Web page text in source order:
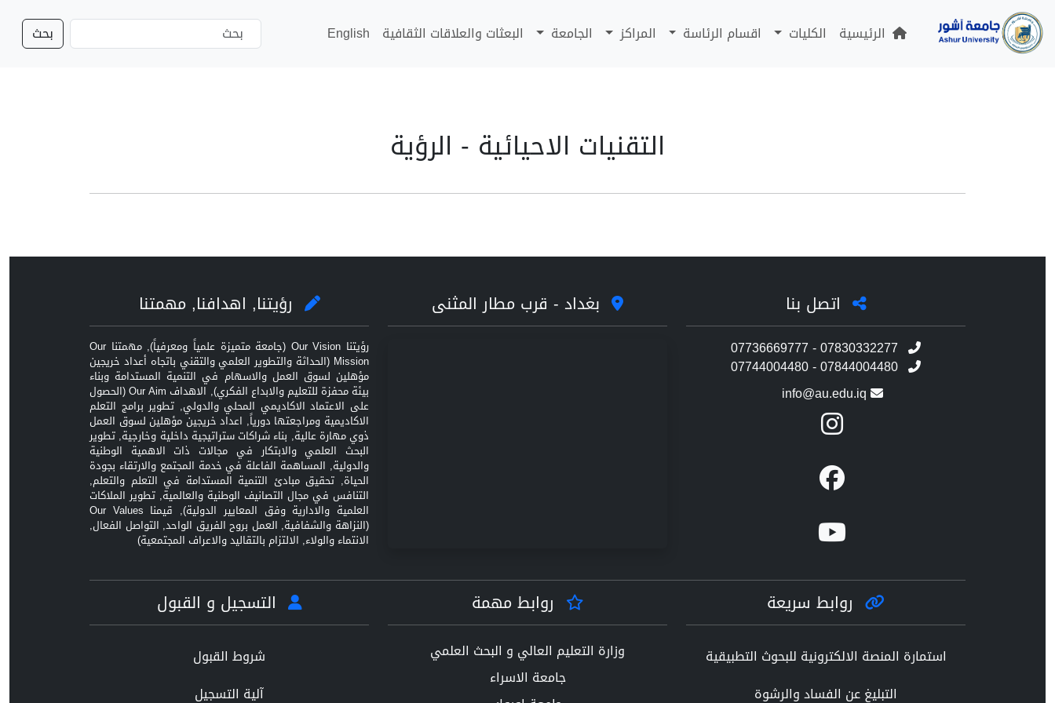
الرئيسية الكليات اقسام الرئاسة المراكز الجامعة البعثات والعلاقات الثقافية English بحث
التقنيات الاحيائية - الرؤية
اتصل بنا
07736669777 - 07830332277
07744004480 - 07844004480
info@au.edu.iq
بغداد - قرب مطار المثنى رؤيتنا, اهدافنا, مهمتنا
رؤيتنا Our Vision (جامعة متميزة علمياً ومعرفياً), مهمتنا Our
Mission (الحداثة والتطوير العلمي والتقني باتجاه أعداد خريجين
مؤهلين لسوق العمل والاسهام في التنمية المستدامة وبناء
بيئة محفزة للتعليم والابداع الفكري), الاهداف Our Aim (الحصول
على الاعتماد الاكاديمي المحلي والدولي, تطوير برامج التعلم
الاكاديمية ومراجعتها دورياً, اعداد خريجين مؤهلين لسوق العمل
ذوي مهارة عالية, بناء شراكات ستراتيجية داخلية وخارجية, تطوير
البحث العلمي والابتكار في مجالات ذات الاهمية الوطنية
والدولية, المساهمة الفاعلة في خدمة المجتمع والارتقاء بجودة
الحياة, تحقيق مبادئ التنمية المستدامة في التعلم والتعلم,
التنافس في مجال التصانيف الوطنية والعالمية, تطوير الملاكات
العلمية والادارية وفق المعايير الدولية), قيمنا Our Values
(النزاهة والشفافية, العمل بروح الفريق الواحد, التواصل الفعال,
الانتماء والولاء, الالتزام بالتقاليد والاعراف المجتمعية)
روابط سريعة
استمارة المنصة الالكترونية للبحوث التطبيقية
التبليغ عن الفساد والرشوة
روابط مهمة
وزارة التعليم العالي و البحث العلمي
جامعة الاسراء
التسجيل و القبول
شروط القبول
آلية التسجيل